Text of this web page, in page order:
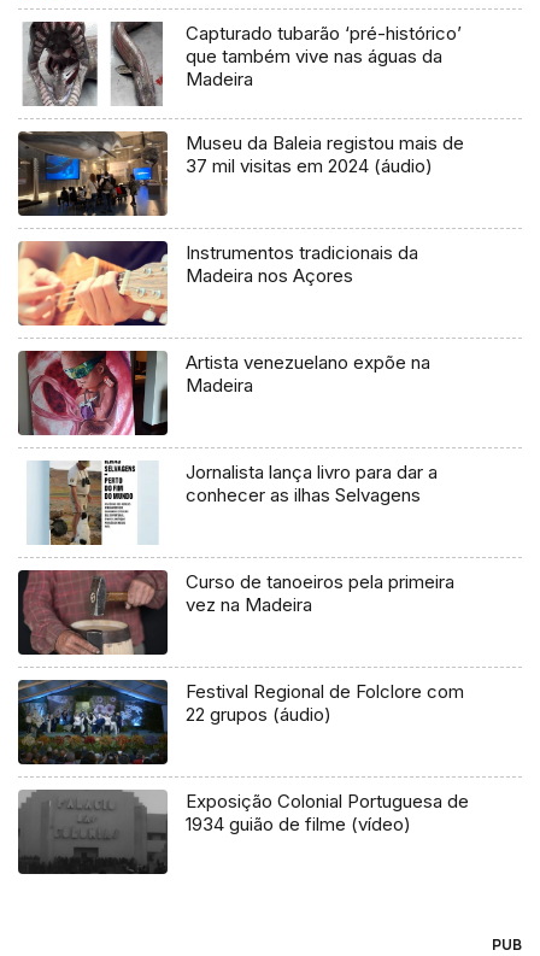
Capturado tubarão ‘pré-histórico’
que também vive nas águas da
Madeira
Museu da Baleia registou mais de
37 mil visitas em 2024 (áudio)
Instrumentos tradicionais da
Madeira nos Açores
Artista venezuelano expõe na
Madeira
Jornalista lança livro para dar a
conhecer as ilhas Selvagens
Curso de tanoeiros pela primeira
vez na Madeira
Festival Regional de Folclore com
22 grupos (áudio)
Exposição Colonial Portuguesa de
1934 guião de filme (vídeo)
PUB